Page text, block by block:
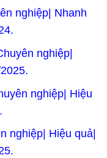
nghiệp| Nhanh
nghiệp|
nghiệp| Hiệu
nghiệp| Hiệu quả|